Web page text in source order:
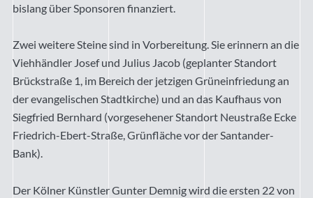
bislang über Sponsoren finanziert.
Zwei weitere Steine sind in Vorbereitung. Sie erinnern an die
Viehhändler Josef und Julius Jacob (geplanter Standort
Brückstraße 1, im Bereich der jetzigen Grüneinfriedung an
der evangelischen Stadtkirche) und an das Kaufhaus von
Siegfried Bernhard (vorgesehener Standort Neustraße Ecke
Friedrich-Ebert-Straße, Grünfläche vor der Santander-
Bank).
Der Kölner Künstler Gunter Demnig wird die ersten 22 von